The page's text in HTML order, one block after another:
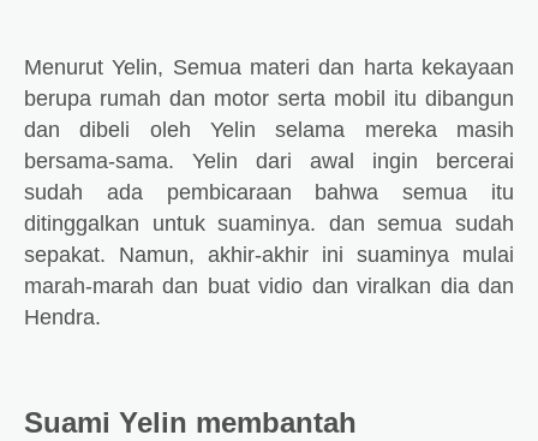
Menurut Yelin, Semua materi dan harta kekayaan
berupa rumah dan motor serta mobil itu dibangun
dan dibeli oleh Yelin selama mereka masih
bersama-sama. Yelin dari awal ingin bercerai
sudah ada pembicaraan bahwa semua itu
ditinggalkan untuk suaminya. dan semua sudah
sepakat. Namun, akhir-akhir ini suaminya mulai
marah-marah dan buat vidio dan viralkan dia dan
Hendra.
Suami Yelin membantah